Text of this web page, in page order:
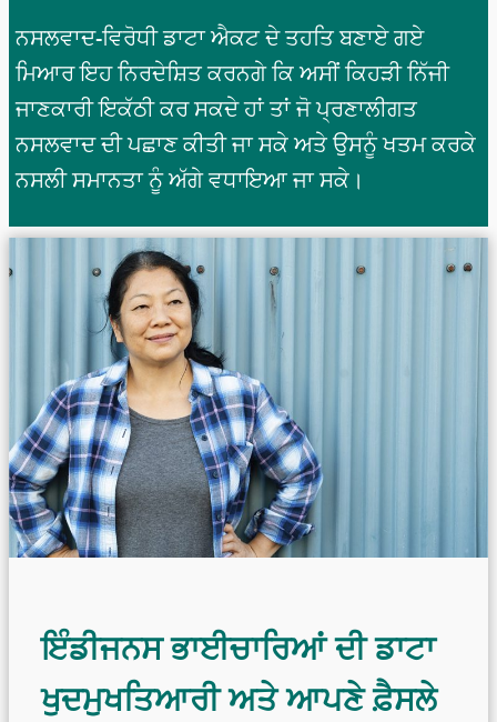
ਨਸਲਵਾਦ-ਵਿਰੋਧੀ ਡਾਟਾ ਐਕਟ ਦੇ ਤਹਤਿ ਬਣਾਏ ਗਏ
ਮਿਆਰ ਇਹ ਨਿਰਦੇਸ਼ਿਤ ਕਰਨਗੇ ਕਿ ਅਸੀਂ ਕਿਹੜੀ ਨਿੱਜੀ
ਜਾਣਕਾਰੀ ਇਕੱਠੀ ਕਰ ਸਕਦੇ ਹਾਂ ਤਾਂ ਜੋ ਪ੍ਰਣਾਲੀਗਤ
ਨਸਲਵਾਦ ਦੀ ਪਛਾਣ ਕੀਤੀ ਜਾ ਸਕੇ ਅਤੇ ਉਸਨੂੰ ਖਤਮ ਕਰਕੇ
ਨਸਲੀ ਸਮਾਨਤਾ ਨੂੰ ਅੱਗੇ ਵਧਾਇਆ ਜਾ ਸਕੇ।
ਇੰਡੀਜਨਸ ਭਾਈਚਾਰਿਆਂ ਦੀ ਡਾਟਾ
ਖੁਦਮੁਖਤਿਆਰੀ ਅਤੇ ਆਪਣੇ ਫ਼ੈਸਲੇ